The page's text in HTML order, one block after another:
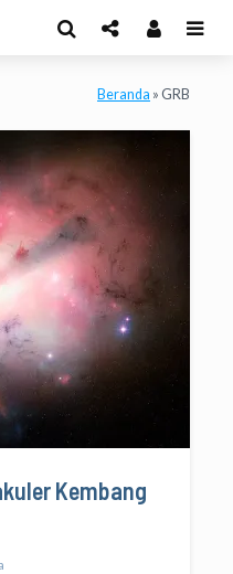
Beranda » GRB
Kembang